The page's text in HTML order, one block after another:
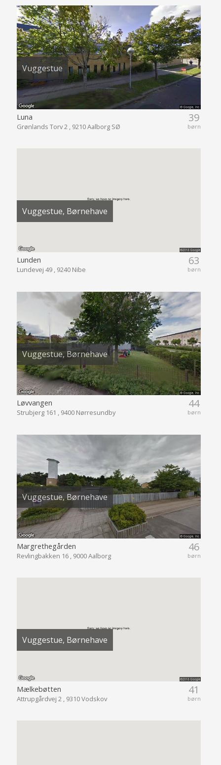
Vuggestue
39
børn
Luna
Grønlands Torv 2 , 9210 Aalborg SØ
Vuggestue, Børnehave
63
børn
Lunden
Lundevej 49 , 9240 Nibe
Vuggestue, Børnehave
44
børn
Løvvangen
Strubjerg 161 , 9400 Nørresundby
Vuggestue, Børnehave
46
børn
Margrethegården
Revlingbakken 16 , 9000 Aalborg
Vuggestue, Børnehave
41
børn
Mælkebøtten
Attrupgårdvej 2 , 9310 Vodskov